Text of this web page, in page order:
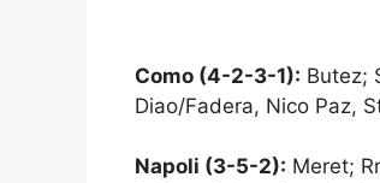
Como (4-2-3-1): Butez;
Diao/Fadera, Nico Paz,
Napoli (3-5-2): Meret;